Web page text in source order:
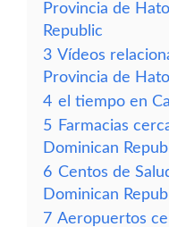
Provincia de
Republic
3 Vídeos
Provincia de
4 el tiempo en
5 Farmacias
Dominican
6 Centos de
Dominican
7 Aeropuertos